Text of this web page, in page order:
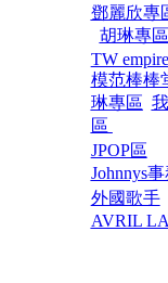
鄧麗欣專
胡琳專區
TW empire
模范棒棒
琳專區
區
JPOP區
Johnnys
外國歌手
AVRIL